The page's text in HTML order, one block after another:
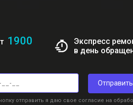
1900
Экспресс
в день
отправить я даю свое согласие на